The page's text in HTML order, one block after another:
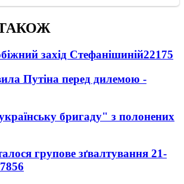
захід Стефанішиній22175
Путіна перед дилемою -
бригаду" з полонених
групове зґвалтування 21-
7856